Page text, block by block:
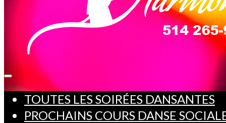
TOUTES LES SOIRÉES DANSANTES
PROCHAINS COURS DANSE